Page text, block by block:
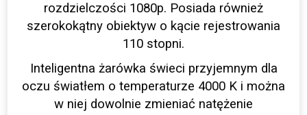
rozdzielczości 1080p. Posiada również
szerokokątny obiektyw o kącie rejestrowania
110 stopni.
Inteligentna żarówka świeci przyjemnym dla
oczu światłem o temperaturze 4000 K i można
w niej dowolnie zmieniać natężenie